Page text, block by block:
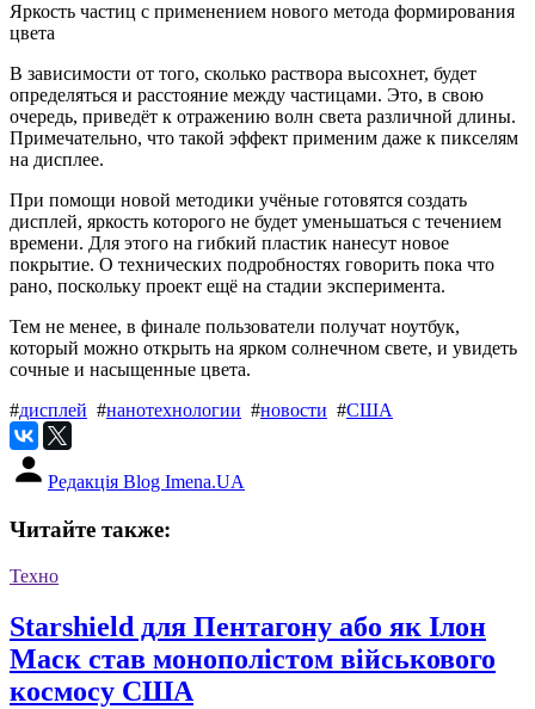
Яркость частиц с применением нового метода формирования
цвета
В зависимости от того, сколько раствора высохнет, будет
определяться и расстояние между частицами. Это, в свою
очередь, приведёт к отражению волн света различной длины.
Примечательно, что такой эффект применим даже к пикселям
на дисплее.
При помощи новой методики учёные готовятся создать
дисплей, яркость которого не будет уменьшаться с течением
времени. Для этого на гибкий пластик нанесут новое
покрытие. О технических подробностях говорить пока что
рано, поскольку проект ещё на стадии эксперимента.
Тем не менее, в финале пользователи получат ноутбук,
который можно открыть на ярком солнечном свете, и увидеть
сочные и насыщенные цвета.
#дисплей #нанотехнологии #новости #США
Редакція Blog Imena.UA
Читайте также:
Техно
Starshield для Пентагону або як Ілон
Маск став монополістом військового
космосу США